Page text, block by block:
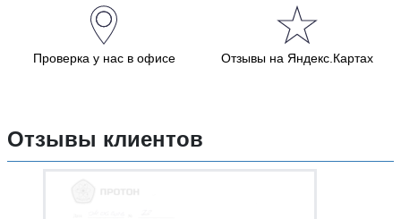
Проверка у нас в офисе Отзывы на Яндекс.Картах
Отзывы клиентов